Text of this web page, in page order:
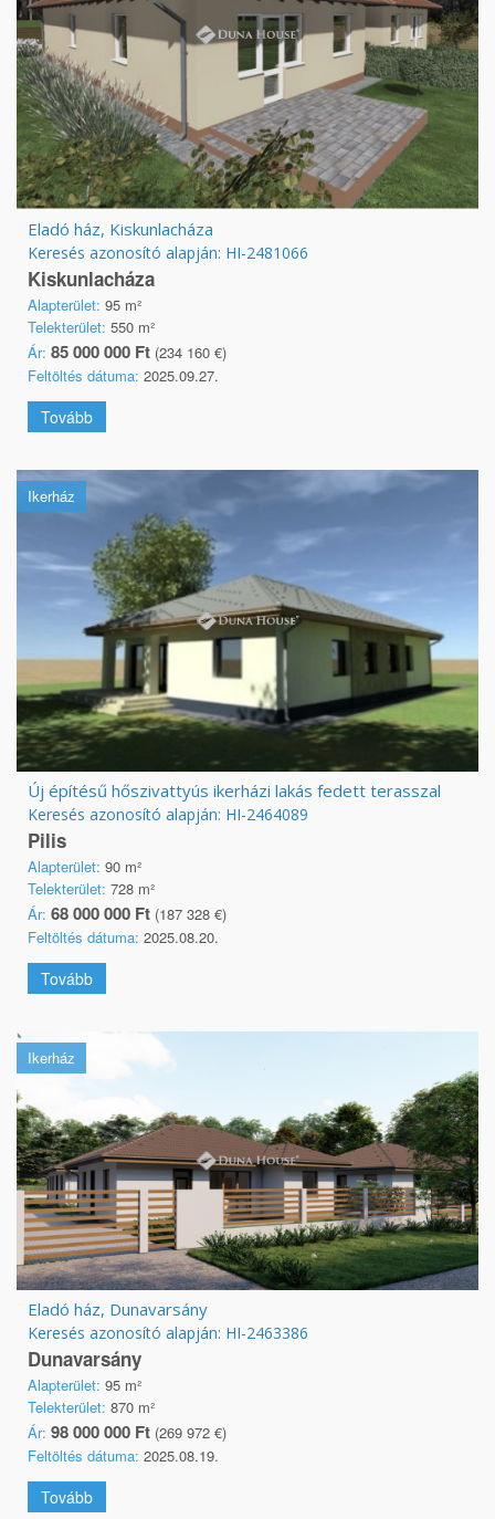
Eladó ház, Kiskunlacháza
Keresés azonosító alapján: HI-2481066
Kiskunlacháza
Alapterület: 95 m²
Telekterület: 550 m²
Ár: 85 000 000 Ft (234 160 €)
Feltöltés dátuma: 2025.09.27.
Tovább
Ikerház
Új építésű hőszivattyús ikerházi lakás fedett terasszal
Keresés azonosító alapján: HI-2464089
Pilis
Alapterület: 90 m²
Telekterület: 728 m²
Ár: 68 000 000 Ft (187 328 €)
Feltöltés dátuma: 2025.08.20.
Tovább
Ikerház
Eladó ház, Dunavarsány
Keresés azonosító alapján: HI-2463386
Dunavarsány
Alapterület: 95 m²
Telekterület: 870 m²
Ár: 98 000 000 Ft (269 972 €)
Feltöltés dátuma: 2025.08.19.
Tovább